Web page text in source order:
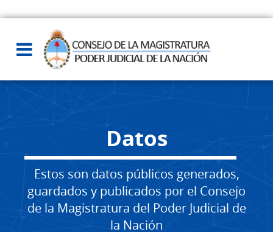
Datos
Estos son datos públicos generados,
guardados y publicados por el Consejo
de la Magistratura del Poder Judicial de
la Nación